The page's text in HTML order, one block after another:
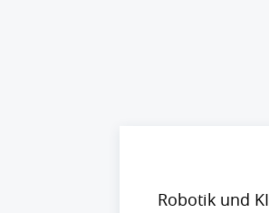
Robotik und KI